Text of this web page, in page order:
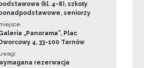
(kl. 4-8), szkoły
seniorzy
„Panorama”, Plac
Dworcowy 4, 33-100 Tarnów
rezerwacja